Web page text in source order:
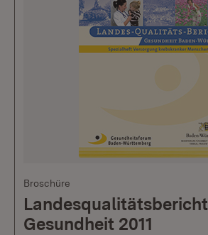
Broschüre
Landesqualitätsbericht
Gesundheit 2011